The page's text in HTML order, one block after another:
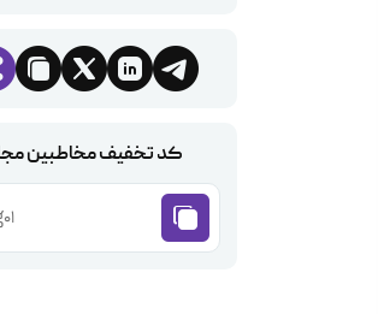
کد تخفیف مخاطبین